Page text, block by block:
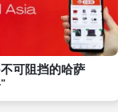
可阻挡的哈萨